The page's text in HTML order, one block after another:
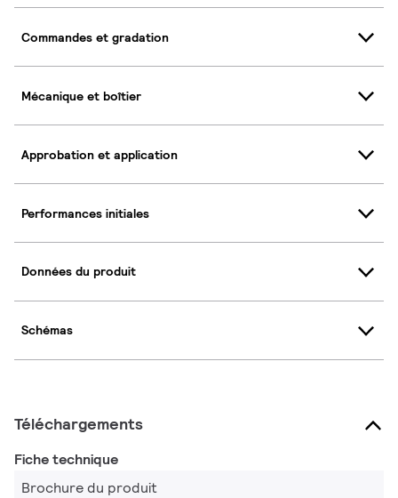
Commandes et gradation
Mécanique et boîtier
Approbation et application
Performances initiales
Données du produit
Schémas
Téléchargements
Fiche technique
Brochure du produit